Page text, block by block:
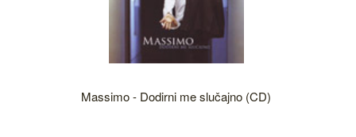
Massimo - Dodirni me slučajno (CD)